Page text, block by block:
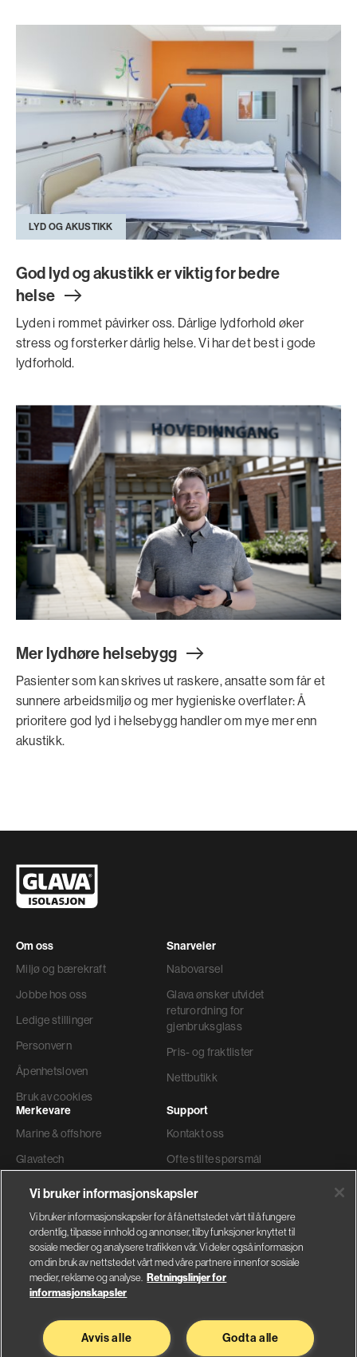
LYD OG AKUSTIKK
God lyd og akustikk er viktig for bedre
helse
Lyden i rommet påvirker oss. Dårlige lydforhold øker
stress og forsterker dårlig helse. Vi har det best i gode
lydforhold.
Mer lydhøre helsebygg
Pasienter som kan skrives ut raskere, ansatte som får et
sunnere arbeidsmiljø og mer hygieniske overflater: Å
prioritere god lyd i helsebygg handler om mye mer enn
akustikk.
Om oss
Miljø og bærekraft
Jobbe hos oss
Ledige stillinger
Personvern
Åpenhetsloven
Bruk av cookies
Snarveier
Nabovarsel
Glava ønsker utvidet
returordning for
gjenbruksglass
Pris- og fraktlister
Nettbutikk
Merkevare
Marine & offshore
Glavatech
Weber
Support
Kontakt oss
Ofte stilte spørsmål
Ordre og levering
Faktura adresse
Glava AS
Nybråtveien 2
Saint-Gobain Byggevarer
Sandstuveien 68
Vi bruker informasjonskapsler
Vi bruker informasjonskapsler for å få nettstedet vårt til å fungere
ordentlig, tilpasse innhold og annonser, tilby funksjoner knyttet til
sosiale medier og analysere trafikken vår. Vi deler også informasjon
om din bruk av nettstedet vårt med våre partnere innenfor sosiale
medier, reklame og analyse. Retningslinjer for
informasjonskapsler
Godta alle
Avvis alle